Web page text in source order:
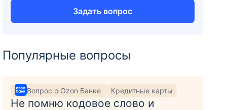
Задать вопрос
Популярные вопросы
Вопрос о Ozon Банке Кредитные карты
Не помню кодовое слово и